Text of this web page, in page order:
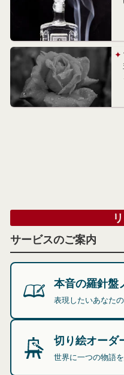
サービスのご案内
本音の羅針盤
表現したいあなた
切り絵オーダ
世界に一つの物語